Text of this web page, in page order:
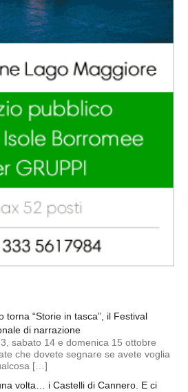
torna “Storie in tasca”, il Festival
di narrazione
sabato 14 e domenica 15 ottobre
che dovete segnare se avete voglia
[…]
volta… i Castelli di Cannero. E ci